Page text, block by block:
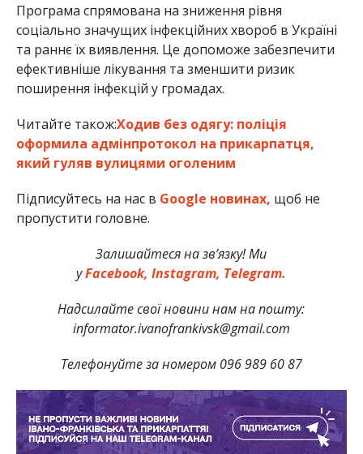
Програма спрямована на зниження рівня
соціально значущих інфекційних хвороб в Україні
та раннє їх виявлення. Це допоможе забезпечити
ефективніше лікування та зменшити ризик
поширення інфекцій у громадах.
Читайте також:Ходив без одягу: поліція
оформила адмінпротокол на прикарпатця,
який гуляв вулицями оголеним
Підписуйтесь на нас в Google новинах, щоб не
пропустити головне.
Залишайтеся на зв’язку! Ми
уFacebook, Instagram, Telegram.
Надсилайте свої новини нам на пошту:
informator.ivanofrankivsk@gmail.com
Телефонуйте за номером 096 989 60 87